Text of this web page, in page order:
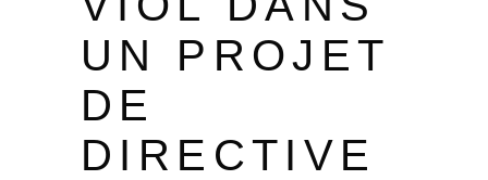
UN PROJET
DE
DIRECTIVE